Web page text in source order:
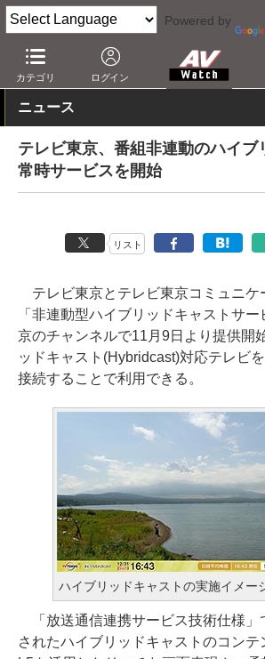
Powered by
カテゴリ ログイン
AV Watch コンテンツ・サービス 放送
ニュース
テレビ東京、番組非連動のハイブ
常時サービスを開始
リスト
テレビ東京とテレビ東京コミュニケ
「非連動型ハイブリッドキャストサ
京のチャンネルで11月9日より提供開
ッドキャスト(Hybridcast)対応テレビ
接続することで利用できる。
ハイブリッドキャストの実施イメー
「放送通信連携サービス技術仕様」
されたハイブリッドキャストのコンテ